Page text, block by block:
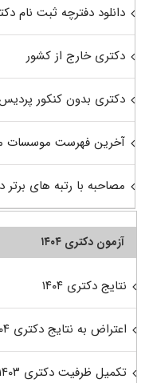
دانلود دفترچه ثبت نام
دکتری خارج از کشور
دکتری بدون کنکور
آخرین فهرست موسسات
مصاحبه با رتبه های برتر
آزمون دکتری ۱۴۰۴
نتایج دکتری ۱۴۰۴
اعتراض به نتایج دکتری ۱۴۰۴
تکمیل ظرفیت دکتری ۱۴۰۳